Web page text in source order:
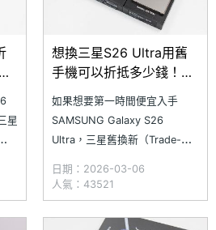
星
要
想換三星S26 Ultra用舊
手機可以折抵多少錢！歷
代Galaxy S系列回收價格
一次看(2026.3)
如果想要第一時間便宜入手
SAMSUNG Galaxy S26
Ultra，三星舊換新（Trade-
一次三星特別祭出優渥的新版估
價方式，採取不分級制度，放大
舊機回收價值，支援一次回收多
日期：2026-03-06
人氣：43521